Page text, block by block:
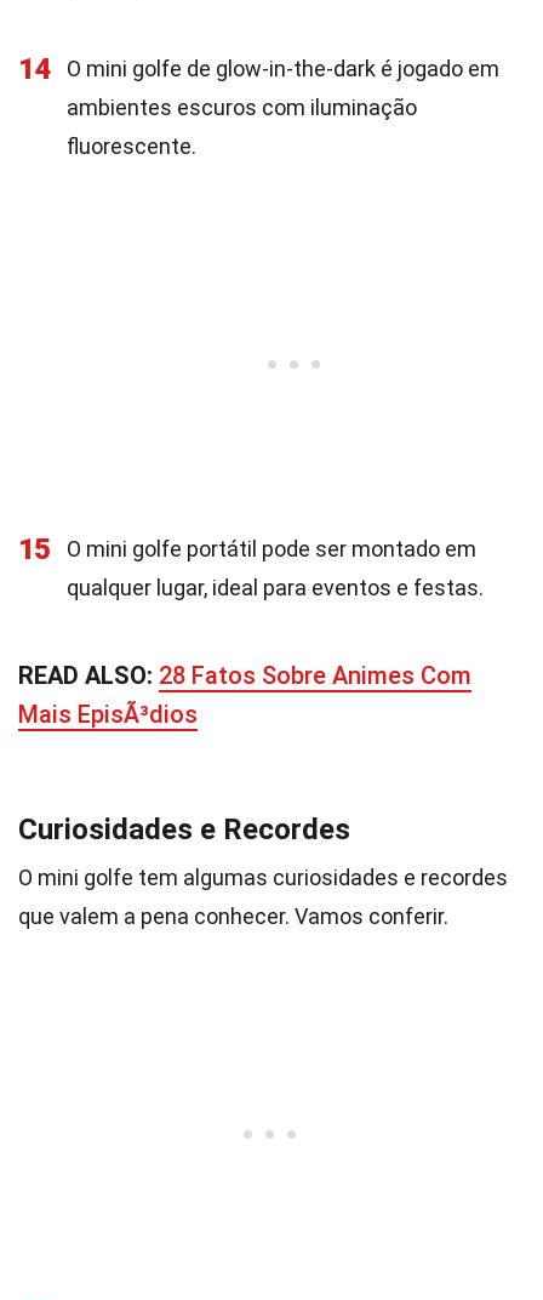
14
O mini golfe de glow-in-the-dark é jogado em
ambientes escuros com iluminação
fluorescente.
15
O mini golfe portátil pode ser montado em
qualquer lugar, ideal para eventos e festas.
READ ALSO: 28 Fatos Sobre Animes Com
Mais EpisÃ³dios
Curiosidades e Recordes
O mini golfe tem algumas curiosidades e recordes
que valem a pena conhecer. Vamos conferir.